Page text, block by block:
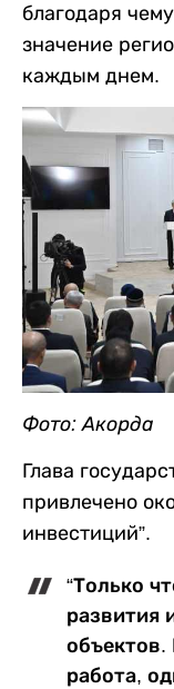
благодаря
значение
каждым днем.
Фото: Акорда
Глава
привлечено
инвестиций”.
“Только
развития
объектов.
работа,